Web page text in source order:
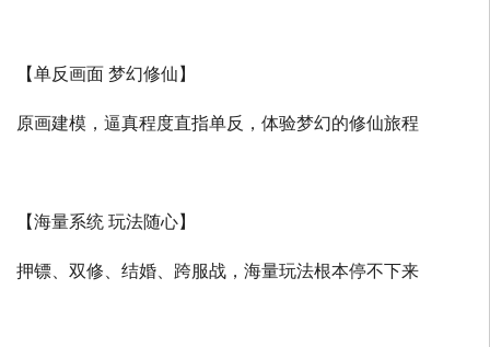
【单反画面 梦幻修仙】
原画建模，逼真程度直指单反，体验梦幻的修仙旅程
【海量系统 玩法随心】
押镖、双修、结婚、跨服战，海量玩法根本停不下来